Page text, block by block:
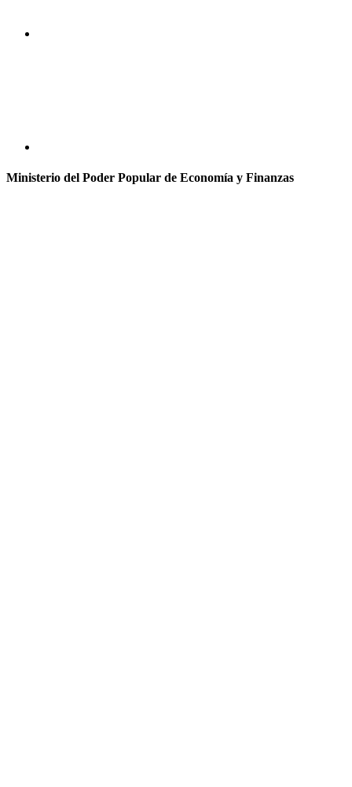
Ministerio del Poder Popular de Economía y Finanzas